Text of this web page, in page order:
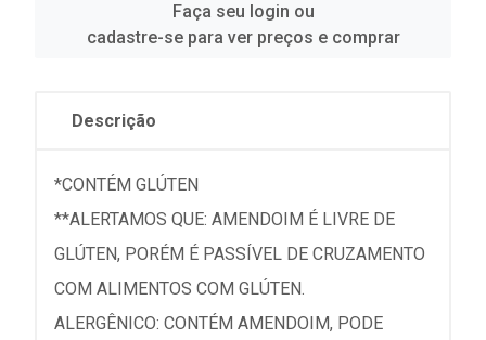
Faça seu login ou
cadastre-se para ver preços e comprar
Descrição
*CONTÉM GLÚTEN
**ALERTAMOS QUE: AMENDOIM É LIVRE DE
GLÚTEN, PORÉM É PASSÍVEL DE CRUZAMENTO
COM ALIMENTOS COM GLÚTEN.
ALERGÊNICO: CONTÉM AMENDOIM, PODE